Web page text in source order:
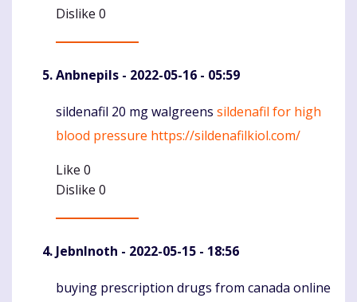
Dislike 0
Anbnepils - 2022-05-16 - 05:59
Komentaras
sildenafil 20 mg walgreens sildenafil for high
blood pressure https://sildenafilkiol.com/
Like 0
Dislike 0
JebnInoth - 2022-05-15 - 18:56
Komentaras
buying prescription drugs from canada online